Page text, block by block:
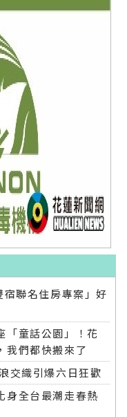
聯名住房專案」好
「童話公園」！花
們都快搬來了
交織引爆六日狂歡
身全台最潮走春熱